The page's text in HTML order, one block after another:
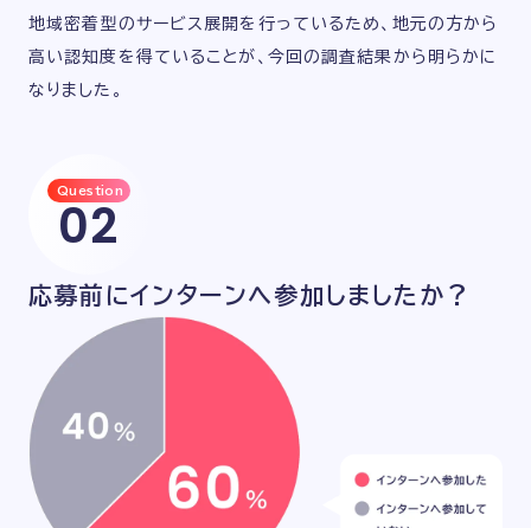
地域密着型のサービス展開を行っているため、地元の方から
高い認知度を得ていることが、今回の調査結果から明らかに
なりました。
Question
02
応募前にインターンへ 参加しましたか？